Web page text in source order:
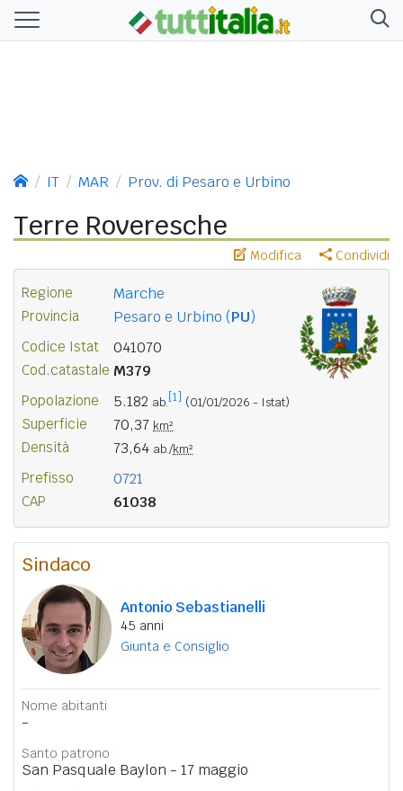
IT MAR Prov. di Pesaro e Urbino
Terre Roveresche
Modifica Condividi
Regione Marche
Provincia Pesaro e Urbino (PU)
Codice Istat 041070
Cod.catastale M379
Popolazione 5.182 ab. [1] (01/01/2026 - Istat)
Superficie 70,37 km²
Densità 73,64 ab./km²
Prefisso 0721
CAP 61038
Sindaco
Antonio Sebastianelli
45 anni
Giunta e Consiglio
Nome abitanti
-
Santo patrono
San Pasquale Baylon - 17 maggio